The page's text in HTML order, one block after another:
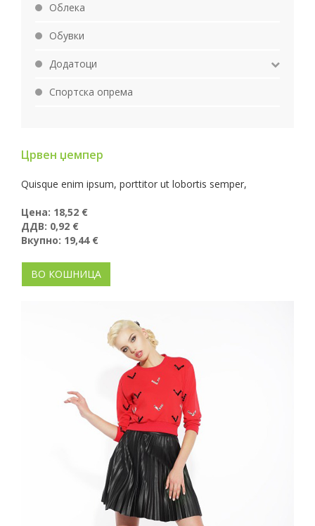
Облека
Обувки
Додатоци
Спортска опрема
Црвен џемпер
Quisque enim ipsum, porttitor ut lobortis semper,
Цена: 18,52 €
ДДВ: 0,92 €
Вкупно: 19,44 €